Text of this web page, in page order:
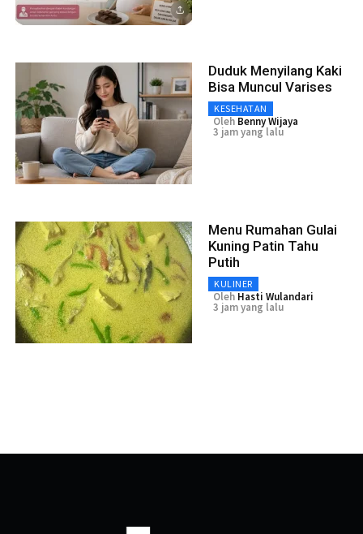
Duduk Menyilang Kaki
Bisa Muncul Varises
KESEHATAN
Oleh Benny Wijaya
3 jam yang lalu
Menu Rumahan Gulai
Kuning Patin Tahu
Putih
KULINER
Oleh Hasti Wulandari
3 jam yang lalu